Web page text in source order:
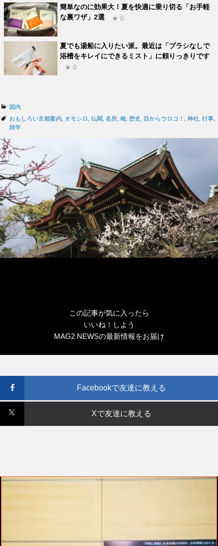
簡単なのに効果大！夏を快適に乗り切る「お手軽
な裏ワザ」2選
★ 0
夏でも湯船に入りたい派。最近は「ブラシなしで
浴槽をキレイにできるミスト」に頼りっきりです
★ 0
カ
テ
ゴ
ー
国内
タ
グ
おもしろい京都案内 オモシロ 仏閣 名所 梅 歴史 目からウロコ！ 神社 行事
雑学
この記事が気に入ったら
いいね！しよう
MAG2 NEWSの最新情報をお届け
Facebookで友達に教える
Xで友達に教える